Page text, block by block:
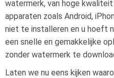
watermerk, van hoge
apparaten zoals Android,
niet te installeren en u hoeft
een snelle en gemakkelijke
zonder watermerk te
Laten we nu eens kijken